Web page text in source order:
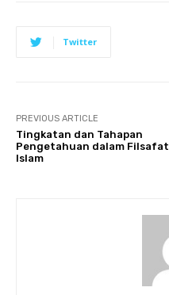
Twitter
PREVIOUS ARTICLE
Tingkatan dan Tahapan
Pengetahuan dalam Filsafat
Islam